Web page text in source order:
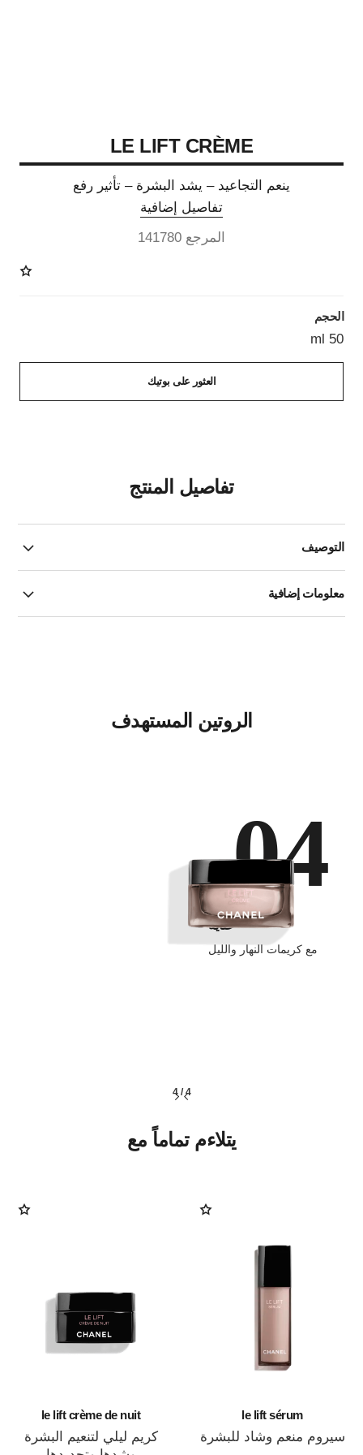
LE LIFT CRÈME
ينعم التجاعيد – يشد البشرة – تأثير رفع
تفاصيل إضافية
المرجع 141780
الحجم
50 ml
العثور على بوتيك
تفاصيل المنتج
التوصيف
معلومات إضافية
الروتين المستهدف
04
عناية
مع كريمات النهار والليل
4
/
4
يتلاءم تماماً مع
le lift sérum
سيروم منعم وشاد للبشرة
le lift crème de nuit
كريم ليلي لتنعيم البشرة